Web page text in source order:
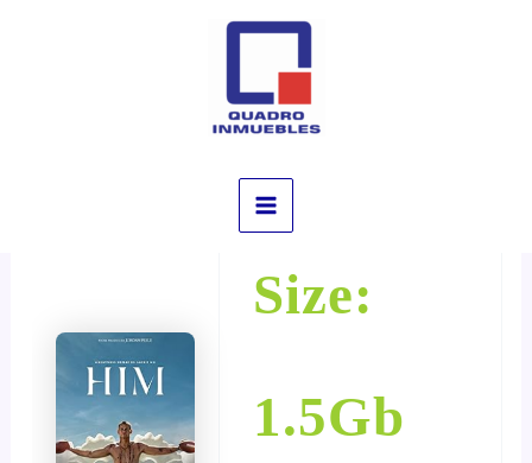
Main
Menu
Him 2025 BRRip Dow𝚗l𝚘ad
Size:
1.5Gb